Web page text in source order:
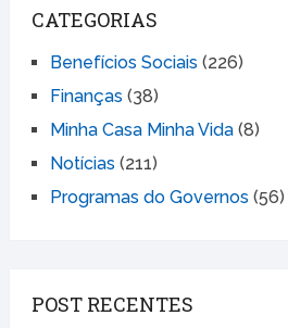
CATEGORIAS
Benefícios Sociais (226)
Finanças (38)
Minha Casa Minha Vida(8)
Notícias (211)
Programas do Governos (56)
POST RECENTES